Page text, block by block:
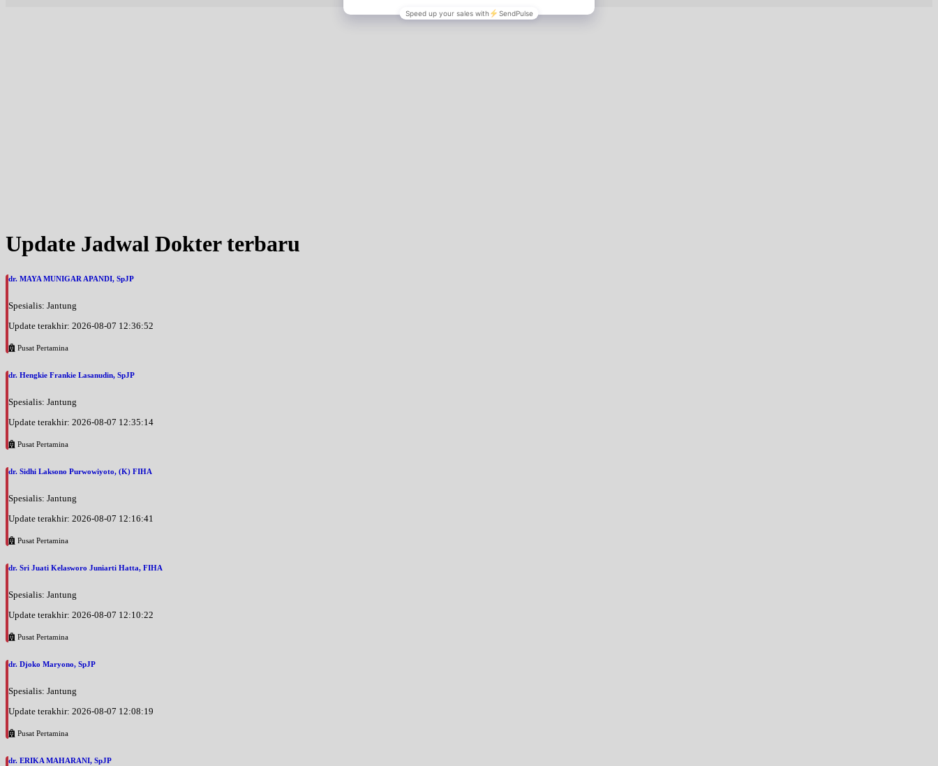
Update Jadwal Dokter terbaru
dr. MAYA MUNIGAR APANDI, SpJP
Spesialis: Jantung
Update terakhir: 2026-08-07 12:36:52
Pusat Pertamina
dr. Hengkie Frankie Lasanudin, SpJP
Spesialis: Jantung
Update terakhir: 2026-08-07 12:35:14
Pusat Pertamina
dr. Sidhi Laksono Purwowiyoto, (K) FIHA
Spesialis: Jantung
Update terakhir: 2026-08-07 12:16:41
Pusat Pertamina
dr. Sri Juati Kelasworo Juniarti Hatta, FIHA
Spesialis: Jantung
Update terakhir: 2026-08-07 12:10:22
Pusat Pertamina
dr. Djoko Maryono, SpJP
Spesialis: Jantung
Update terakhir: 2026-08-07 12:08:19
Pusat Pertamina
dr. ERIKA MAHARANI, SpJP